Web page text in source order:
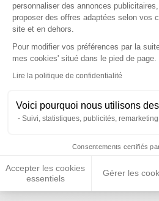
personnaliser des annonces
proposer des offres adaptées selon vos
site et en dehors.
Pour modifier vos préférences par la
mes cookies' situé dans le pied de page.
Lire la politique de confidentialité
Voici pourquoi nous utilisons
Suivi, statistiques, publicités,
Consentements certifiés
Accepter les cookies
essentiels
Gérer les
Axeptio